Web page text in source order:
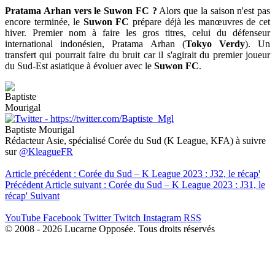
Pratama Arhan vers le Suwon FC ? Alors que la saison n'est pas
encore terminée, le Suwon FC prépare déjà les manœuvres de cet
hiver. Premier nom à faire les gros titres, celui du défenseur
international indonésien, Pratama Arhan (Tokyo Verdy). Un
transfert qui pourrait faire du bruit car il s'agirait du premier joueur
du Sud-Est asiatique à évoluer avec le Suwon FC.
Baptiste Mourigal
Rédacteur Asie, spécialisé Corée du Sud (K League, KFA) à suivre
sur @KleagueFR
Article précédent : Corée du Sud – K League 2023 : J32, le récap'
Précédent Article suivant : Corée du Sud – K League 2023 : J31, le
récap' Suivant
YouTube Facebook Twitter Twitch Instagram RSS
© 2008 - 2026 Lucarne Opposée. Tous droits réservés